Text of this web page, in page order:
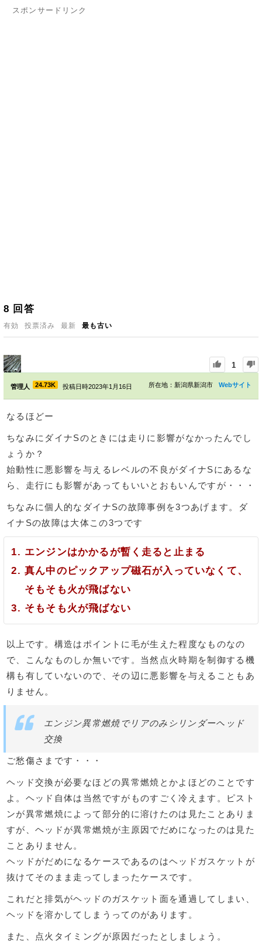
スポンサードリンク
8 回答
有効 投票済み 最新 最も古い
1
管理人 24.73K 投稿日時2023年1月16日 Webサイト
所在地：新潟県新潟市
なるほどー
ちなみにダイナSのときには走りに影響がなかったんでし
ょうか？
始動性に悪影響を与えるレベルの不良がダイナSにあるな
ら、走行にも影響があってもいいとおもいんですが・・・
ちなみに個人的なダイナSの故障事例を3つあげます。ダ
イナSの故障は大体この3つです
エンジンはかかるが暫く走ると止まる
真ん中のピックアップ磁石が入っていなくて、
そもそも火が飛ばない
そもそも火が飛ばない
以上です。構造はポイントに毛が生えた程度なものなの
で、こんなものしか無いです。当然点火時期を制御する機
構も有していないので、その辺に悪影響を与えることもあ
りません。
エンジン異常燃焼でリアのみシリンダーヘッド
交換
ご愁傷さまです・・・
ヘッド交換が必要なほどの異常燃焼とかよほどのことです
よ。ヘッド自体は当然ですがものすごく冷えます。ピスト
ンが異常燃焼によって部分的に溶けたのは見たことありま
すが、ヘッドが異常燃焼が主原因でだめになったのは見た
ことありません。
ヘッドがだめになるケースであるのはヘッドガスケットが
抜けてそのまま走ってしまったケースです。
これだと排気がヘッドのガスケット面を通過してしまい、
ヘッドを溶かしてしまうってのがあります。
また、点火タイミングが原因だったとしましょう。